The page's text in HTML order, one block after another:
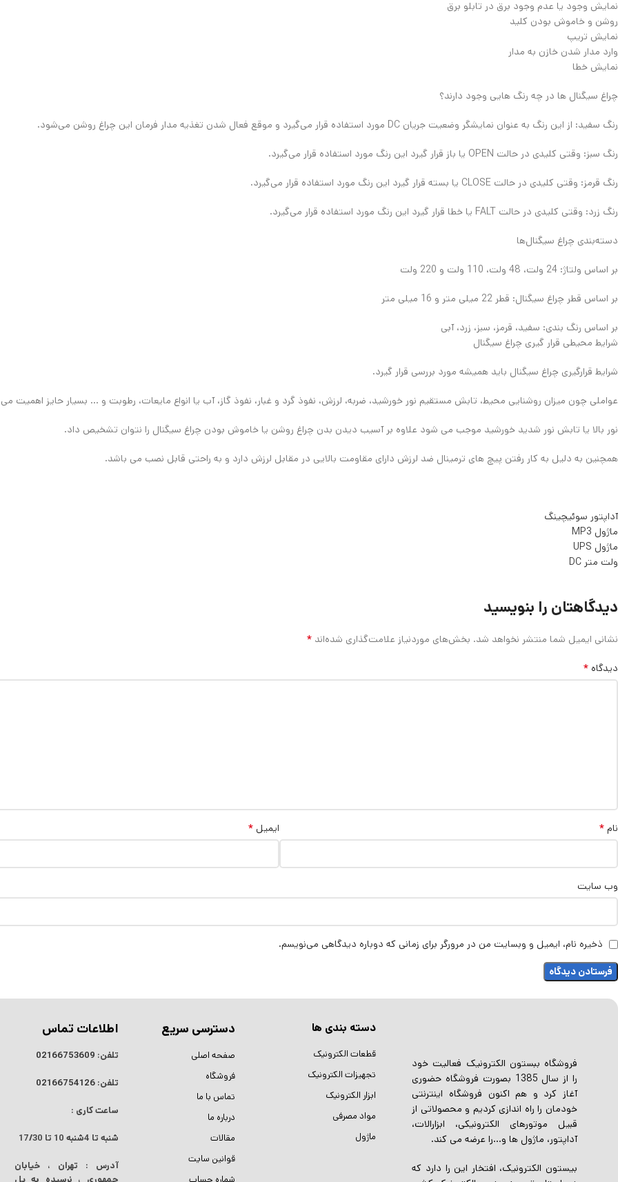
نمایش وجود یا عدم وجود برق در تابلو برق
روشن و خاموش بودن کلید
نمایش تریپ
وارد مدار شدن خازن به مدار
نمایش خطا
چراغ سیگنال ها در چه رنگ هایی وجود دارند؟
رنگ سفید: از این رنگ به‌ عنوان نمایشگر وضعیت جریان DC مورد استفاده قرار می‌گیرد و موقع فعال شدن تغذیه مدار فرمان این چراغ روشن می‌شود.
رنگ سبز: وقتی کلیدی در حالت OPEN یا باز قرار گیرد این رنگ مورد استفاده قرار می‌گیرد.
رنگ قرمز: وقتی کلیدی در حالت CLOSE یا بسته قرار گیرد این رنگ مورد استفاده قرار می‌گیرد.
رنگ زرد: وقتی کلیدی در حالت FALT یا خطا قرار گیرد این رنگ مورد استفاده قرار می‌گیرد.
دسته‌بندی چراغ سیگنال‌ها
بر اساس ولتاژ: 24 ولت، 48 ولت، 110 ولت و 220 ولت
بر اساس قطر چراغ سیگنال: قطر 22 میلی متر و 16 میلی متر
بر اساس رنگ‌ بندی: سفید، قرمز، سبز، زرد، آبی
شرایط محیطی قرار گیری چراغ سیگنال
شرایط قرارگیری چراغ سیگنال باید همیشه مورد بررسی قرار گیرد.
عواملی چون میزان روشنایی محیط، تابش مستقیم نور خورشید، ضربه، لرزش، نفوذ گرد و غبار، نفوذ گاز، آب یا انواع مایعات، رطوبت و … بسیار حایز اهمیت
نور بالا یا تابش نور شدید خورشید موجب می شود علاوه بر آسیب دیدن بدن چراغ روشن یا خاموش بودن چراغ سیگنال را نتوان تشخیص داد.
همچنین به دلیل به کار رفتن پیچ های ترمینال ضد لرزش دارای مقاومت بالایی در مقابل لرزش دارد و به راحتی قابل نصب می باشد.
آداپتور سوئیچینگ
ماژول MP3
ماژول UPS
ولت متر DC
دیدگاهتان را بنویسید
نشانی ایمیل شما منتشر نخواهد شد. بخش‌های موردنیاز علامت‌گذاری شده‌اند *
دیدگاه *
نام * ایمیل*
وب‌ سایت
ذخیره نام، ایمیل و وبسایت من در مرورگر برای زمانی که دوباره دیدگاهی می‌نویسم.
فروشگاه ببستون الکترونیک فعالیت خود
را از سال 1385 بصورت فروشگاه حضوری
آغاز کرد و هم اکنون فروشگاه اینترنتی
خودمان را راه اندازی کردیم و محصولاتی از
قبیل موتورهای الکترونیکی، ابزارالات،
آداپتور، ماژول ها و…را عرضه می کند.
بیستون الکترونیک، افتخار این را دارد که
دسته بندی ها
قطعات الکترونیک
تجهیزات الکترونیک
ابزار الکترونیک
مواد مصرفی
ماژول
دسترسی سریع
صفحه اصلی
فروشگاه
تماس با ما
درباره ما
مقالات
قوانین سایت
اطلاعات تماس
تلفن: 02166753609
تلفن:02166754126
ساعت کاری :
شنبه تا 4شنبه 10 تا 17/30
آدرس : تهران ، خیابان